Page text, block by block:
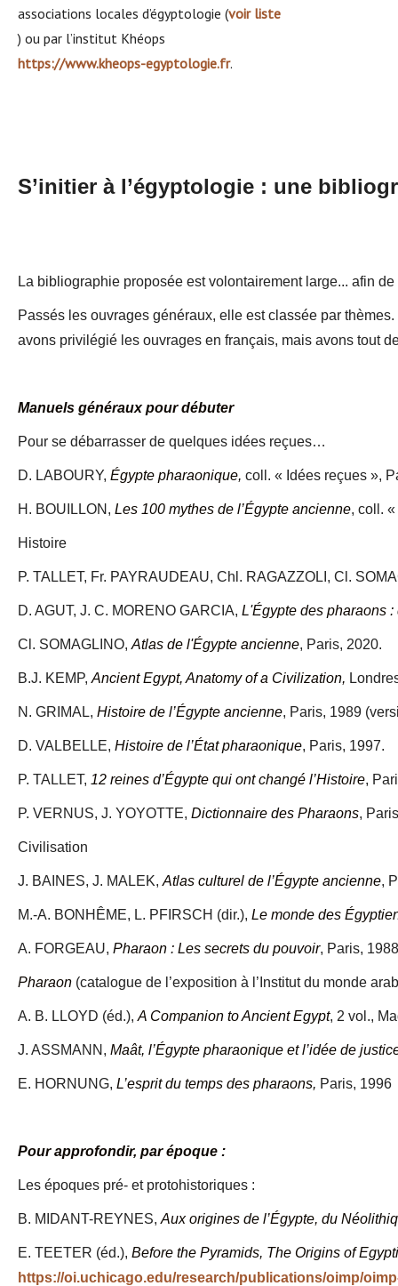
associations locales d’égyptologie (voir liste
) ou par l’institut Khéops
https://www.kheops-egyptologie.fr.
S’initier à l’égyptologie : une
La bibliographie proposée est volontairement large... afin
Passés les ouvrages généraux, elle est classée par
avons privilégié les ouvrages en français, mais avons tout
Manuels généraux pour débuter
Pour se débarrasser de quelques idées reçues…
D. LABOURY, Égypte pharaonique, coll. « Idées reçues »,
H. BOUILLON, Les 100 mythes de l’Égypte ancienne, coll.
Histoire
P. TALLET, Fr. PAYRAUDEAU, Chl. RAGAZZOLI, Cl.
D. AGUT, J. C. MORENO GARCIA, L'Égypte des pharaons :
Cl. SOMAGLINO, Atlas de l'Égypte ancienne, Paris, 2020.
B.J. KEMP, Ancient Egypt, Anatomy of a Civilization,
N. GRIMAL, Histoire de l’Égypte ancienne, Paris, 1989
D. VALBELLE, Histoire de l’État pharaonique, Paris, 1997.
P. TALLET, 12 reines d’Égypte qui ont changé l’Histoire,
P. VERNUS, J. YOYOTTE, Dictionnaire des Pharaons,
Civilisation
J. BAINES, J. MALEK, Atlas culturel de l’Égypte ancienne,
M.-A. BONHÊME, L. PFIRSCH (dir.), Le monde des
A. FORGEAU, Pharaon : Les secrets du pouvoir, Paris,
Pharaon(catalogue de l’exposition à l’Institut du monde
A. B. LLOYD (éd.), A Companion to Ancient Egypt, 2 vol.,
J. ASSMANN, Maât, l’Égypte pharaonique et l’idée de
E. HORNUNG, L’esprit du temps des pharaons, Paris, 1996
Pour approfondir, par époque :
Les époques pré- et protohistoriques :
B. MIDANT-REYNES, Aux origines de l’Égypte, du
E. TEETER (éd.), Before the Pyramids, The Origins of
https://oi.uchicago.edu/research/publications/oimp/